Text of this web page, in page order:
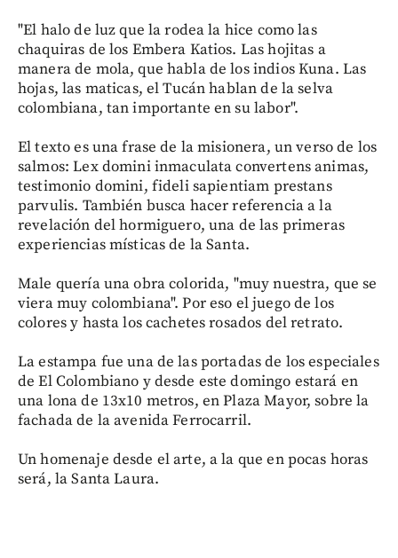
"El halo de luz que la rodea la hice como las
chaquiras de los Embera Katios. Las hojitas a
manera de mola, que habla de los indios Kuna. Las
hojas, las maticas, el Tucán hablan de la selva
colombiana, tan importante en su labor".
El texto es una frase de la misionera, un verso de los
salmos: Lex domini inmaculata convertens animas,
testimonio domini, fideli sapientiam prestans
parvulis. También busca hacer referencia a la
revelación del hormiguero, una de las primeras
experiencias místicas de la Santa.
Male quería una obra colorida, "muy nuestra, que se
viera muy colombiana". Por eso el juego de los
colores y hasta los cachetes rosados del retrato.
La estampa fue una de las portadas de los especiales
de El Colombiano y desde este domingo estará en
una lona de 13x10 metros, en Plaza Mayor, sobre la
fachada de la avenida Ferrocarril.
Un homenaje desde el arte, a la que en pocas horas
será, la Santa Laura.